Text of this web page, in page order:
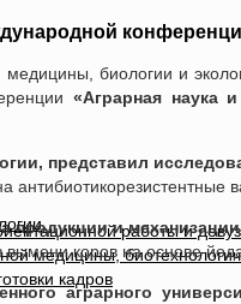
работы и
медицины,
кадров
биологии и
«Аграрная наука
представил
антибиотикорезистентные
и
вымени коров на основе
аграрного